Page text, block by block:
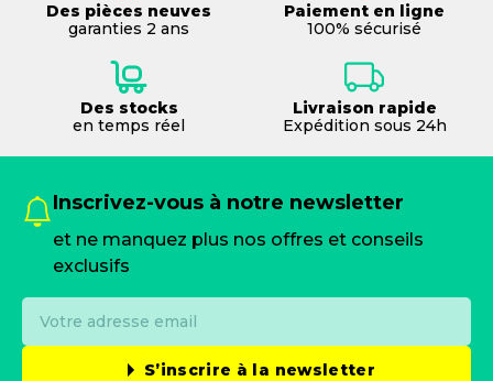
Des pièces neuves
garanties 2 ans
Paiement en ligne
100% sécurisé
Des stocks
en temps réel
Livraison rapide
Expédition sous 24h
Inscrivez-vous à notre newsletter
et ne manquez plus nos offres et conseils
exclusifs
S’inscrire à la newsletter